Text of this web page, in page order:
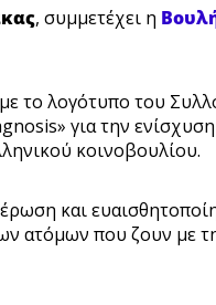
, συμμετέχει η
το λογότυπο του
για την ενίσχυση
κοινοβουλίου.
και
ατόμων που ζουν με